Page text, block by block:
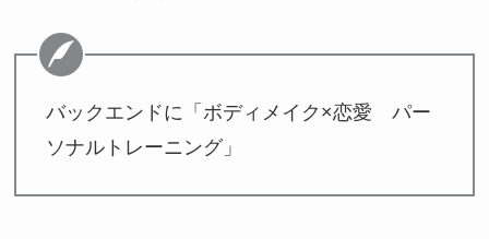
バックエンドに「ボディメイク×恋愛 パー
ソナルトレーニング」